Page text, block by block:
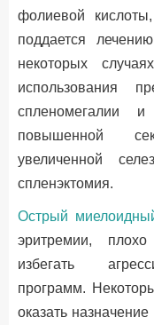
фолиевой
поддается
некоторых
использования
спленомегалии
повышенной
увеличенной
спленэктомия.
Острый
эритремии,
избегать
программ.
оказать